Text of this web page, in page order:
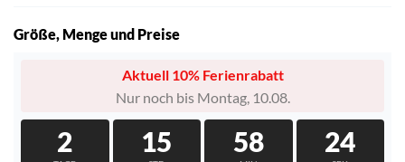
Größe, Menge und Preise
Aktuell 10% Ferienrabatt
Nur noch bis Montag, 10.08.
2 15 58 22